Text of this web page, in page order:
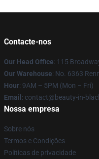
Contacte-nos
Our Head Office: 115
Our Warehouse: No. 6363
Hour: 9AM – 5PM (Mon – Fri)
Email : contact@beauty-in-
Nossa empresa
Sobre nós
Termos e Condições
Políticas de privacidade